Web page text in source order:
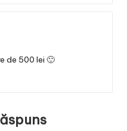
de 500 lei 🙂